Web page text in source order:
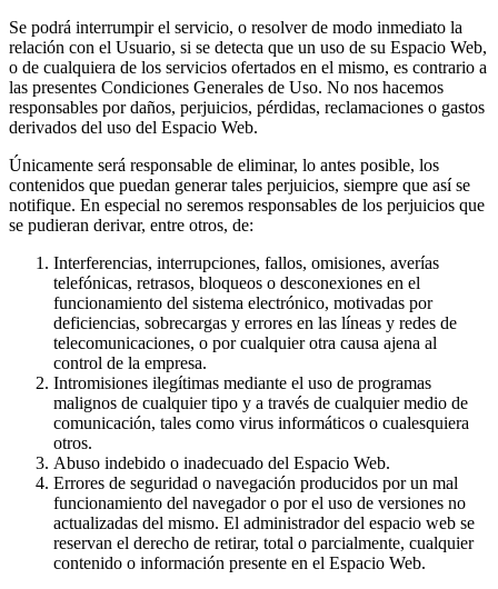
Se podrá interrumpir el servicio, o resolver de modo inmediato la
relación con el Usuario, si se detecta que un uso de su Espacio Web,
o de cualquiera de los servicios ofertados en el mismo, es contrario a
las presentes Condiciones Generales de Uso. No nos hacemos
responsables por daños, perjuicios, pérdidas, reclamaciones o gastos
derivados del uso del Espacio Web.
Únicamente será responsable de eliminar, lo antes posible, los
contenidos que puedan generar tales perjuicios, siempre que así se
notifique. En especial no seremos responsables de los perjuicios que
se pudieran derivar, entre otros, de:
Interferencias, interrupciones, fallos, omisiones, averías
telefónicas, retrasos, bloqueos o desconexiones en el
funcionamiento del sistema electrónico, motivadas por
deficiencias, sobrecargas y errores en las líneas y redes de
telecomunicaciones, o por cualquier otra causa ajena al
control de la empresa.
Intromisiones ilegítimas mediante el uso de programas
malignos de cualquier tipo y a través de cualquier medio de
comunicación, tales como virus informáticos o cualesquiera
otros.
Abuso indebido o inadecuado del Espacio Web.
Errores de seguridad o navegación producidos por un mal
funcionamiento del navegador o por el uso de versiones no
actualizadas del mismo. El administrador del espacio web se
reservan el derecho de retirar, total o parcialmente, cualquier
contenido o información presente en el Espacio Web.